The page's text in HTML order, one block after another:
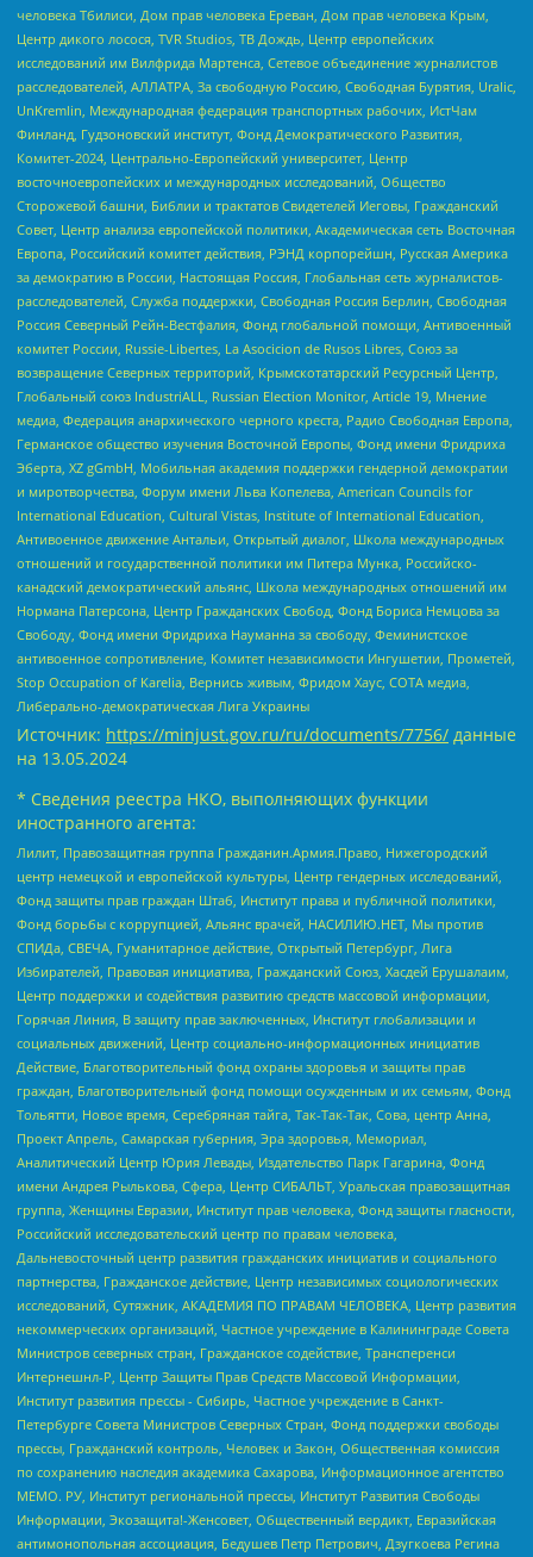
человека Тбилиси, Дом прав человека Ереван, Дом прав человека Крым,
Центр дикого лосося, TVR Studios, ТВ Дождь, Центр европейских
исследований им Вилфрида Мартенса, Сетевое объединение журналистов
расследователей, АЛЛАТРА, За свободную Россию, Свободная Бурятия, Uralic,
UnKremlin, Международная федерация транспортных рабочих, ИстЧам
Финланд, Гудзоновский институт, Фонд Демократического Развития,
Комитет-2024, Центрально-Европейский университет, Центр
восточноевропейских и международных исследований, Общество
Сторожевой башни, Библии и трактатов Свидетелей Иеговы, Гражданский
Совет, Центр анализа европейской политики, Академическая сеть Восточная
Европа, Российский комитет действия, РЭНД корпорейшн, Русская Америка
за демократию в России, Настоящая Россия, Глобальная сеть журналистов-
расследователей, Служба поддержки, Свободная Россия Берлин, Свободная
Россия Северный Рейн-Вестфалия, Фонд глобальной помощи, Антивоенный
комитет России, Russie-Libertes, La Asocicion de Rusos Libres, Союз за
возвращение Северных территорий, Крымскотатарский Ресурсный Центр,
Глобальный союз IndustriALL, Russian Election Monitor, Article 19, Мнение
медиа, Федерация анархического черного креста, Радио Свободная Европа,
Германское общество изучения Восточной Европы, Фонд имени Фридриха
Эберта, XZ gGmbH, Мобильная академия поддержки гендерной демократии
и миротворчества, Форум имени Льва Копелева, American Councils for
International Education, Cultural Vistas, Institute of International Education,
Антивоенное движение Антальи, Открытый диалог, Школа международных
отношений и государственной политики им Питера Мунка, Российско-
канадский демократический альянс, Школа международных отношений им
Нормана Патерсона, Центр Гражданских Свобод, Фонд Бориса Немцова за
Свободу, Фонд имени Фридриха Науманна за свободу, Феминистское
антивоенное сопротивление, Комитет независимости Ингушетии, Прометей,
Stop Occupation of Karelia, Вернись живым, Фридом Хаус, СОТА медиа,
Либерально-демократическая Лига Украины
Источник: https://minjust.gov.ru/ru/documents/7756/ данные
на 13.05.2024
* Сведения реестра НКО, выполняющих функции
иностранного агента:
Лилит, Правозащитная группа Гражданин.Армия.Право, Нижегородский
центр немецкой и европейской культуры, Центр гендерных исследований,
Фонд защиты прав граждан Штаб, Институт права и публичной политики,
Фонд борьбы с коррупцией, Альянс врачей, НАСИЛИЮ.НЕТ, Мы против
СПИДа, СВЕЧА, Гуманитарное действие, Открытый Петербург, Лига
Избирателей, Правовая инициатива, Гражданский Союз, Хасдей Ерушалаим,
Центр поддержки и содействия развитию средств массовой информации,
Горячая Линия, В защиту прав заключенных, Институт глобализации и
социальных движений, Центр социально-информационных инициатив
Действие, Благотворительный фонд охраны здоровья и защиты прав
граждан, Благотворительный фонд помощи осужденным и их семьям, Фонд
Тольятти, Новое время, Серебряная тайга, Так-Так-Так, Сова, центр Анна,
Проект Апрель, Самарская губерния, Эра здоровья, Мемориал,
Аналитический Центр Юрия Левады, Издательство Парк Гагарина, Фонд
имени Андрея Рылькова, Сфера, Центр СИБАЛЬТ, Уральская правозащитная
группа, Женщины Евразии, Институт прав человека, Фонд защиты гласности,
Российский исследовательский центр по правам человека,
Дальневосточный центр развития гражданских инициатив и социального
партнерства, Гражданское действие, Центр независимых социологических
исследований, Сутяжник, АКАДЕМИЯ ПО ПРАВАМ ЧЕЛОВЕКА, Центр развития
некоммерческих организаций, Частное учреждение в Калининграде Совета
Министров северных стран, Гражданское содействие, Трансперенси
Интернешнл-Р, Центр Защиты Прав Средств Массовой Информации,
Институт развития прессы - Сибирь, Частное учреждение в Санкт-
Петербурге Совета Министров Северных Стран, Фонд поддержки свободы
прессы, Гражданский контроль, Человек и Закон, Общественная комиссия
по сохранению наследия академика Сахарова, Информационное агентство
МЕМО. РУ, Институт региональной прессы, Институт Развития Свободы
Информации, Экозащита!-Женсовет, Общественный вердикт, Евразийская
антимонопольная ассоциация, Бедушев Петр Петрович, Дзугкоева Регина